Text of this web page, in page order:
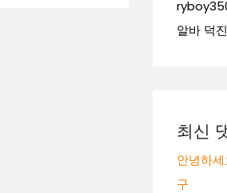
알바 덕
최신
안녕하
구